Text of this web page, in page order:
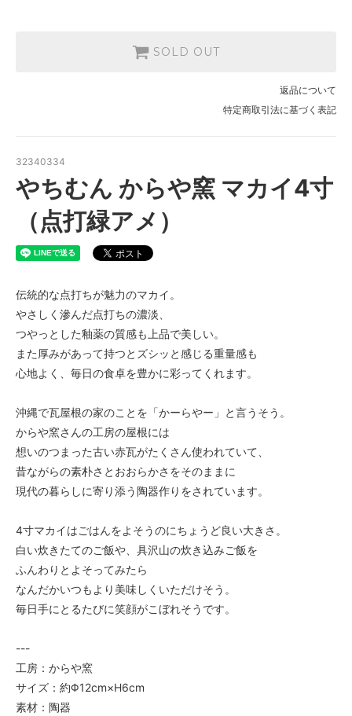
SOLD OUT
返品について
特定商取引法に基づく表記
32340334
やちむん からや窯 マカイ4寸
（点打緑アメ）
伝統的な点打ちが魅力のマカイ。
やさしく滲んだ点打ちの濃淡、
つやっとした釉薬の質感も上品で美しい。
また厚みがあって持つとズシッと感じる重量感も
心地よく、毎日の食卓を豊かに彩ってくれます。
沖縄で瓦屋根の家のことを「かーらやー」と言うそう。
からや窯さんの工房の屋根には
想いのつまった古い赤瓦がたくさん使われていて、
昔ながらの素朴さとおおらかさをそのままに
現代の暮らしに寄り添う陶器作りをされています。
4寸マカイはごはんをよそうのにちょうど良い大きさ。
白い炊きたてのご飯や、具沢山の炊き込みご飯を
ふんわりとよそってみたら
なんだかいつもより美味しくいただけそう。
毎日手にとるたびに笑顔がこぼれそうです。
---
工房：からや窯
サイズ：約Φ12cm×H6cm
素材：陶器